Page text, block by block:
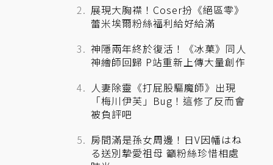
展現大胸襟！Coser扮《絕區零》
蕾米埃爾粉絲福利給好給滿
神隱兩年終於復活！《冰菓》同人
神繪師回歸 P站重新上傳大量創作
人妻除靈《打屁股驅魔師》出現
「梅川伊芙」Bug！這修了反而會
被負評吧
房間滿是孫女周邊！日V因幡はね
る送別摯愛祖母 籲粉絲珍惜相處